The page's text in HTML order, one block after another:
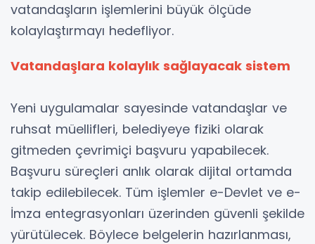
vatandaşların işlemlerini büyük ölçüde
kolaylaştırmayı hedefliyor.
Vatandaşlara kolaylık sağlayacak sistem
Yeni uygulamalar sayesinde vatandaşlar ve
ruhsat müellifleri, belediyeye fiziki olarak
gitmeden çevrimiçi başvuru yapabilecek.
Başvuru süreçleri anlık olarak dijital ortamda
takip edilebilecek. Tüm işlemler e-Devlet ve e-
İmza entegrasyonları üzerinden güvenli şekilde
yürütülecek. Böylece belgelerin hazırlanması,